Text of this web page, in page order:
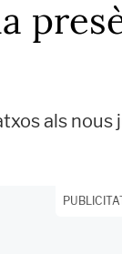
als nous